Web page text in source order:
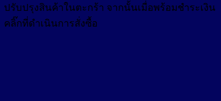
ปรับปรุงสินค้าในตะกร้า จากนั้นเมื่อพร้อมชำระเงิน
คลิ๊กที่ดำเนินการสั่งซื้อ